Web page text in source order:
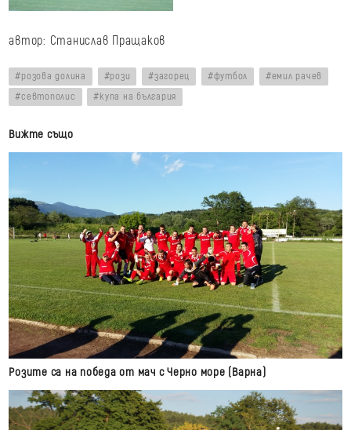
автор: Станислав Пращаков
розова долина рози загорец футбол
емил рачев
севтополис
купа на българия
Вижте също
Розите са на победа от мач с Черно море (Варна)